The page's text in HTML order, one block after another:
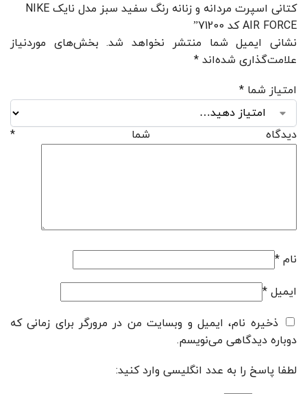
کتانی اسپرت مردانه و زنانه رنگ سفید سبز مدل نایک NIKE
AIR FORCE کد 71200”
نشانی ایمیل شما منتشر نخواهد شد. بخش‌های موردنیاز
علامت‌گذاری شده‌اند *
امتیاز شما *
دیدگاه شما *
نام *
ایمیل *
ذخیره نام، ایمیل و وبسایت من در مرورگر برای زمانی که
دوباره دیدگاهی می‌نویسم.
لطفا پاسخ را به عدد انگلیسی وارد کنید: